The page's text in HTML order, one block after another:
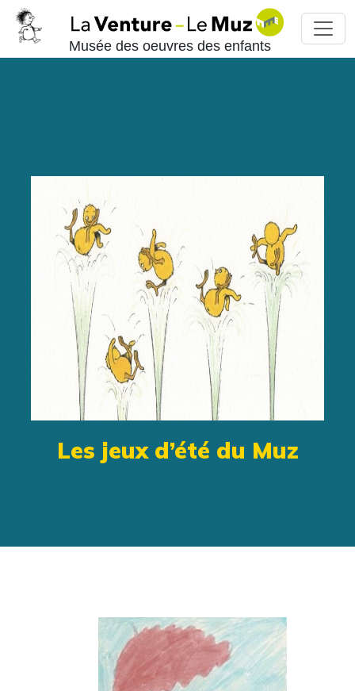
Musée des oeuvres des enfants
Les jeux d’été du Muz